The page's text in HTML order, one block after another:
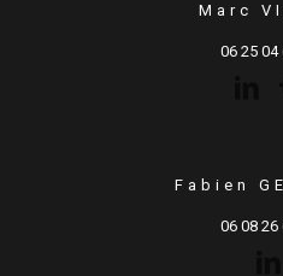
Marc
06 25 04
Fabien
06 08 26